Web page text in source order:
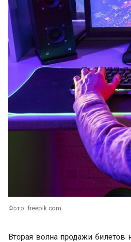
Фото: freepik.com
Вторая волна продажи билетов